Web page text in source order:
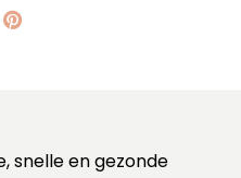
snelle en gezonde